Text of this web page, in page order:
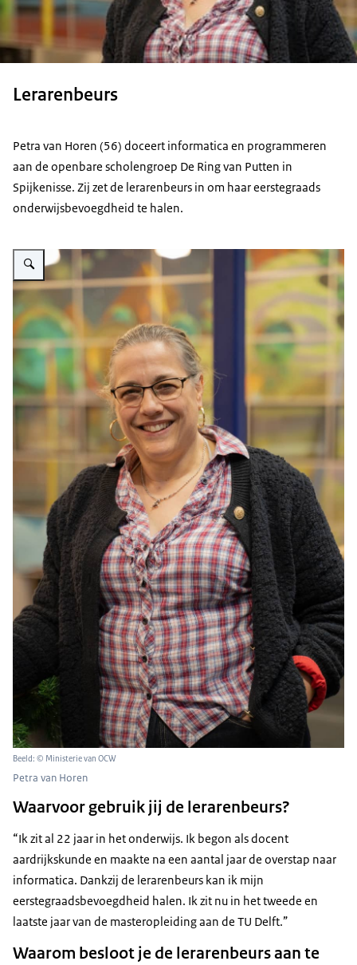
Lerarenbeurs
Petra van Horen (56) doceert informatica en programmeren
aan de openbare scholengroep De Ring van Putten in
Spijkenisse. Zij zet de lerarenbeurs in om haar eerstegraads
onderwijsbevoegdheid te halen.
Vergroot afbeelding Petra van Horen is een witte vrouw met grijsblond
Beeld: © Ministerie van OCW
Petra van Horen
Waarvoor gebruik jij de lerarenbeurs?
“Ik zit al 22 jaar in het onderwijs. Ik begon als docent
aardrijkskunde en maakte na een aantal jaar de overstap naar
informatica. Dankzij de lerarenbeurs kan ik mijn
eerstegraadsbevoegdheid halen. Ik zit nu in het tweede en
laatste jaar van de masteropleiding aan de TU Delft.”
Waarom besloot je de lerarenbeurs aan te